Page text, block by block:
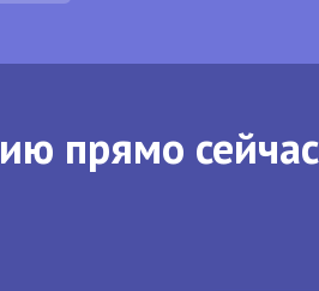
прямо сейчас